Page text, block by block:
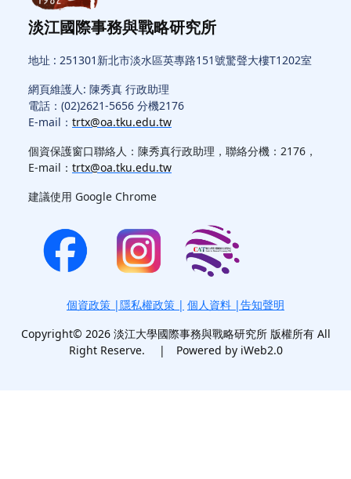
淡江國際事務與戰略研究所
地址 : 251301新北市淡水區英專路151號驚聲大樓T1202室
網頁維護人: 陳秀真 行政助理
電話：(02)2621-5656 分機2176
E-mail： trtx@oa.tku.edu.tw
個資保護窗口聯絡人：陳秀真行政助理，聯絡分機：2176，
E-mail： trtx@oa.tku.edu.tw
建議使用 Google Chrome
個資政策 |隱私權政策 | 個人資料 |告知聲明
Copyright© 2026 淡江大學國際事務與戰略研究所 版權所有 All
Right Reserve. | Powered by iWeb2.0